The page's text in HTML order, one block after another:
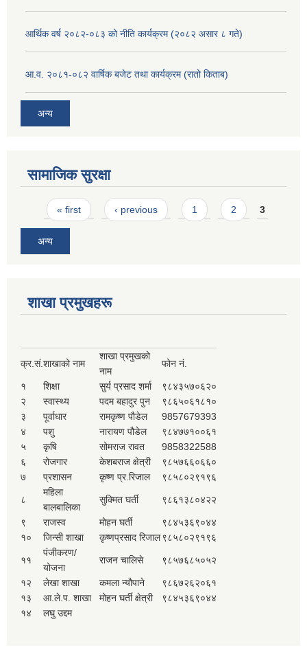
आर्थिक वर्ष २०८२-०८३ को नीति कार्यक्रम (२०८२ असार ८ गते)
आ.व. २०८१-०८२ वार्षिक बजेट तथा कार्यक्रम (रातो किताब)
अन्य
सामाजिक सुरक्षा
Pages
« first ‹ previous 1 2 3
अन्य
शाखा प्रमुखहरू
क्र.सं.शाखाको नाम
शाखा प्रमुखको
नाम
फोन नं.
१ शिक्षा सुर्य प्रसाद शर्मा
९८४३५७०६२०
२
स्वास्थ्य पदम बहादुर पुन
९८६५०६१८१०
३
पूर्वाधार रामकृष्ण पौडेल
9857679393
४
पशु नारायण पौडेल
९८४७७१००६१
५
कृषि सोमराज रावत
9858322588
६
रोजगार केशबराज क्षेत्री
९८५७६६०६६०
७
प्रशासन कृष्ण प्र.रिजाल ९८५८०२९१९६
८
महिला
बालबालिका
सुक्मित घर्ती ९८६१३८०४२२
९ राजस्व मोहन घर्ती
९८४५३६९०४४
१०
जिन्सी शाखा कृष्णप्रसाद रिजाल९८५८०२९१९६
११
पंजीकरण/
योजना
राजन चालिसे ९८५७६८५०५२
१२ लेखा शाखा कमला न्यौपाने
९८६७२६२०६१
१३
आ.ले.प. शाखा मोहन घर्ती क्षेत्री
९८४५३६९०४४
१४
लघु उद्दम